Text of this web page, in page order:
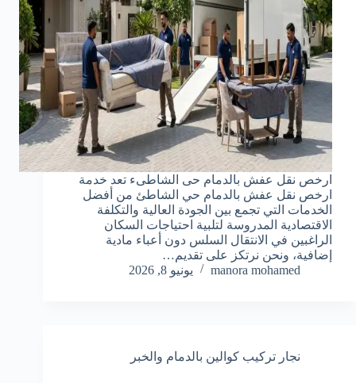
ارخص نقل عفش بالدمام حى الشاطىء تعد خدمة
ارخص نقل عفش بالدمام حي الشاطئ من أفضل
الخدمات التي تجمع بين الجودة العالية والتكلفة
الاقتصادية المدروسة لتلبية احتياجات السكان
الراغبين في الانتقال السلس دون أعباء مادية
إضافية، ونحن نرتكز على تقديم…
manora mohamed
يونيو 8, 2026
نجار تركيب كوالين بالدمام والخبر